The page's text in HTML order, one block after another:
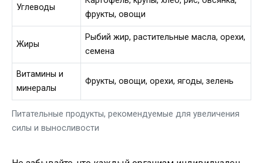
Питательные продукты, рекомендуемые для увеличения
силы и выносливости
Углеводы
фрукты, овощи
Жиры
Рыбий жир, растительные масла, орехи,
семена
Витамины и
минералы
Фрукты, овощи, орехи, ягоды, зелень